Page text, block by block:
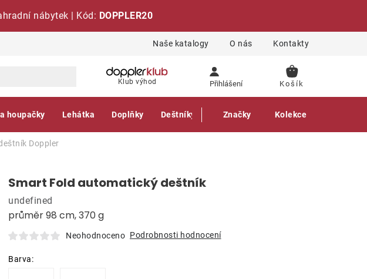
nábytek | Kód: DOPPLER20
Naše katalogy O nás Kontakty
Klub výhod Přihlášení
NÁKUPNÍ
houpačky Lehátka Doplňky Deštníky Gastro produkty
Značky Kolekce
Doppler
Smart Fold automatický deštník
průměr 98 cm, 370 g
undefined
Neohodnoceno Podrobnosti hodnocení